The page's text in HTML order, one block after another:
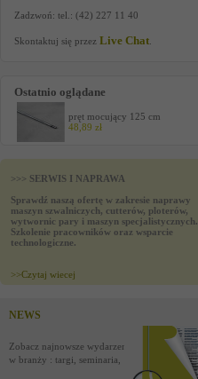
Zadzwoń: tel.: (42) 227 11 40
Skontaktuj się przez Live Chat
Ostatnio oglądane
pręt mocujący 125 cm
48,89 zł
>>> SERWIS I NAPRAWA
Sprawdź naszą ofertę w zakresie naprawy
maszyn szwalniczych, cutterów, ploterów,
wytwornic pary i maszyn specjalistycznych.
Szkolenie pracowników oraz wsparcie
technologiczne.
>>Czytaj wiecej
NEWS
Zobacz najnowsze wydarzenia
w branży : targi, seminaria,